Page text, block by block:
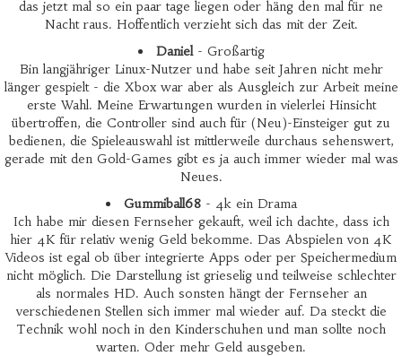
das jetzt mal so ein paar tage liegen oder häng den mal für ne
Nacht raus. Hoffentlich verzieht sich das mit der Zeit.
Daniel- Großartig
Bin langjähriger Linux-Nutzer und habe seit Jahren nicht mehr
länger gespielt - die Xbox war aber als Ausgleich zur Arbeit meine
erste Wahl. Meine Erwartungen wurden in vielerlei Hinsicht
übertroffen, die Controller sind auch für (Neu)-Einsteiger gut zu
bedienen, die Spieleauswahl ist mittlerweile durchaus sehenswert,
gerade mit den Gold-Games gibt es ja auch immer wieder mal was
Neues.
Gummiball68- 4k ein Drama
Ich habe mir diesen Fernseher gekauft, weil ich dachte, dass ich
hier 4K für relativ wenig Geld bekomme. Das Abspielen von 4K
Videos ist egal ob über integrierte Apps oder per Speichermedium
nicht möglich. Die Darstellung ist grieselig und teilweise schlechter
als normales HD. Auch sonsten hängt der Fernseher an
verschiedenen Stellen sich immer mal wieder auf. Da steckt die
Technik wohl noch in den Kinderschuhen und man sollte noch
warten. Oder mehr Geld ausgeben.